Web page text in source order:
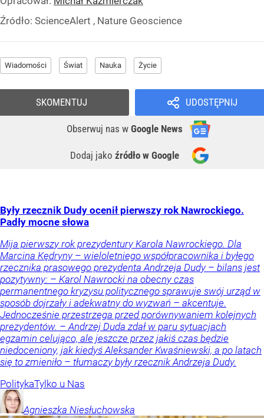
Źródło: ScienceAlert , Nature Geoscience
Wiadomości Świat Nauka Życie
UDOSTĘPNIJ
Obserwuj nas w Google News
Dodaj jako źródło w Google
SKOMENTUJ
Były rzecznik Dudy ocenił pierwszy rok Nawrockiego.
Padły mocne słowa
Mija pierwszy rok prezydentury Karola Nawrockiego. Dla
Marcina Kędryny – wieloletniego współpracownika i byłego
rzecznika prasowego prezydenta Andrzeja Dudy – bilans jest
pozytywny: – Karol Nawrocki na obecny czas
permanentnego kryzysu politycznego sprawuje swój urząd w
sposób dojrzały i adekwatny do wyzwań – akcentuje.
Jednocześnie przestrzega przed porównywaniem kolejnych
prezydentów. – Andrzej Duda zdał w paru sytuacjach
egzamin celująco, ale jeszcze przez jakiś czas będzie
niedoceniony, jak kiedyś Aleksander Kwaśniewski, a po latach
się to zmieniło – tłumaczy były rzecznik Andrzeja Dudy.
PolitykaTylko u Nas
Agnieszka Niesłuchowska